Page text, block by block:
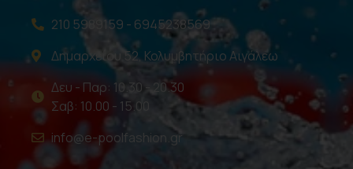
210 5989159 - 6945238569
Δημαρχείου 52, Κολυμβητήριο Αιγάλεω
Δευ - Παρ: 10.30 - 20.30
Σαβ: 10.00 - 15.00
info@e-poolfashion.gr